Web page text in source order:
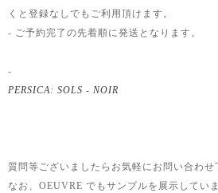
くと登録なしでもご利用頂けます。
- ご予約完了の先着順に発送となります。
-
PERSICA: SOLS - NOIR
質問等ございましたらお気軽にお問い合わせ
なお、OEUVRE でもサンプルを展示してい